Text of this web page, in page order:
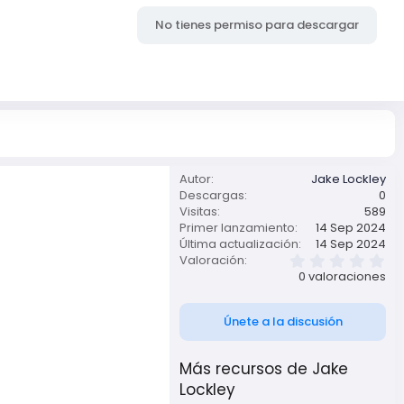
No tienes permiso para descargar
Autor
Jake Lockley
Descargas
0
Visitas
589
Primer lanzamiento
14 Sep 2024
Última actualización
14 Sep 2024
Valoración
0 valoraciones
Únete a la discusión
Más recursos de Jake
Lockley